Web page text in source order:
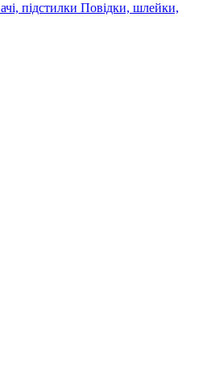
підстилки Повідки, шлейки,